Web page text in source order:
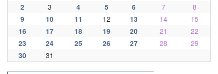
2
3 4 5 6 7
8
9
10 11 12 13 14
15
16
17 18 19 20 21
22
23
24 25 26 27 28
29
30
31